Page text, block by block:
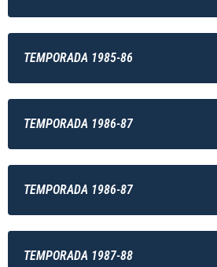
TEMPORADA 1985-86
TEMPORADA 1986-87
TEMPORADA 1986-87
TEMPORADA 1987-88